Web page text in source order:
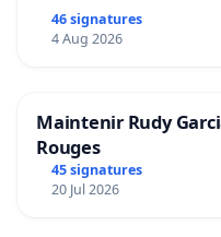
46 signatures
4 Aug 2026
Maintenir Rudy
Rouges
45 signatures
20 Jul 2026